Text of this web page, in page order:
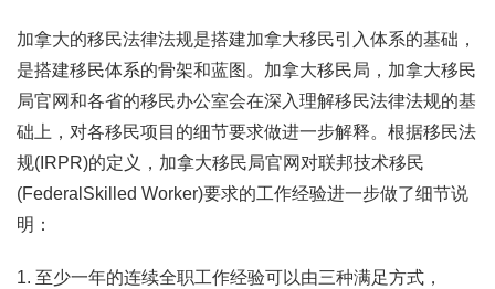
加拿大的移民法律法规是搭建加拿大移民引入体系的基础，
是搭建移民体系的骨架和蓝图。加拿大移民局，加拿大移民
局官网和各省的移民办公室会在深入理解移民法律法规的基
础上，对各移民项目的细节要求做进一步解释。根据移民法
规(IRPR)的定义，加拿大移民局官网对联邦技术移民
(FederalSkilled Worker)要求的工作经验进一步做了细节说
明：
1. 至少一年的连续全职工作经验可以由三种满足方式，